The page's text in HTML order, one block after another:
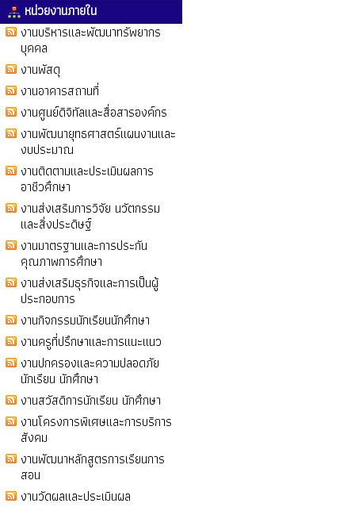
หน่วยงานภายใน
งานบริหารและพัฒนาทรัพยากร
บุคคล
งานพัสดุ
งานอาคารสถานที่
งานศูนย์ดิจิทัลและสื่อสารองค์กร
งานพัฒนายุทธศาสตร์แผนงานและ
งบประมาณ
งานติดตามและประเมินผลการ
อาชีวศึกษา
งานส่งเสริมการวิจัย นวัตกรรม
และสิ่งประดิษฐ์
งานมาตรฐานและการประกัน
คุณภาพการศึกษา
งานส่งเสริมธุรกิจและการเป็นผู้
ประกอบการ
งานกิจกรรมนักเรียนนักศึกษา
งานครูที่ปรึกษาและการแนะแนว
งานปกครองและความปลอดภัย
นักเรียน นักศึกษา
งานสวัสดิการนักเรียน นักศึกษา
งานโครงการพิเศษและการบริการ
สังคม
งานพัฒนาหลักสูตรการเรียนการ
สอน
งานวัดผลและประเมินผล